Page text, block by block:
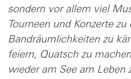
sondern vor allem viel
Tourneen und Konzerte
Bandräumlichkeiten zu
feiern, Quatsch zu
wieder am See am Leben